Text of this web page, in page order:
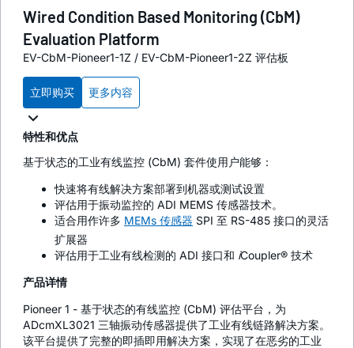
Wired Condition Based Monitoring (CbM)
Evaluation Platform
EV-CbM-Pioneer1-1Z / EV-CbM-Pioneer1-2Z 评估板
立即购买 更多内容
特性和优点
基于状态的工业有线监控 (CbM) 套件使用户能够：
快速将有线解决方案部署到机器或测试设置
评估用于振动监控的 ADI MEMS 传感器技术。
适合用作许多 MEMs 传感器 SPI 至 RS-485 接口的灵活
扩展器
评估用于工业有线检测的 ADI 接口和 iCoupler® 技术
产品详情
Pioneer 1 - 基于状态的有线监控 (CbM) 评估平台，为
ADcmXL3021 三轴振动传感器提供了工业有线链路解决方案。
该平台提供了完整的即插即用解决方案，实现了在恶劣的工业